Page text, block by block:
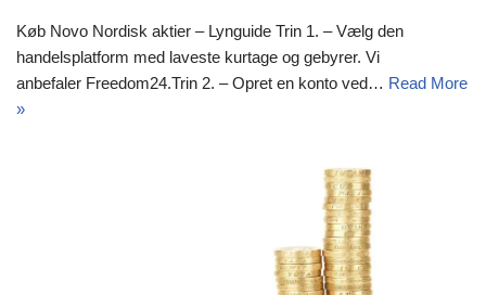
Køb Novo Nordisk aktier – Lynguide Trin 1. – Vælg den
handelsplatform med laveste kurtage og gebyrer. Vi
anbefaler Freedom24.Trin 2. – Opret en konto ved… Read More
»